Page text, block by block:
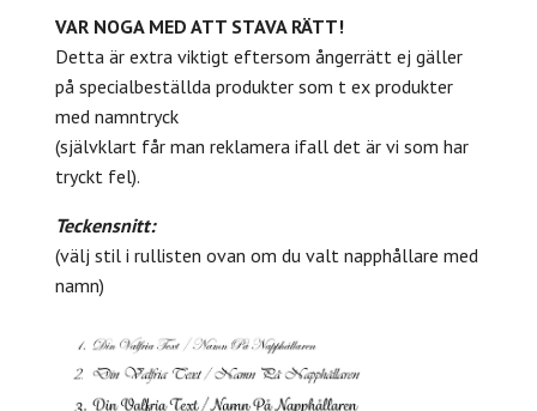
VAR NOGA MED ATT STAVA RÄTT!
Detta är extra viktigt eftersom ångerrätt ej gäller
på specialbeställda produkter som t ex produkter
med namntryck
(självklart får man reklamera ifall det är vi som har
tryckt fel).
Teckensnitt:
(välj stil i rullisten ovan om du valt napphållare med
namn)